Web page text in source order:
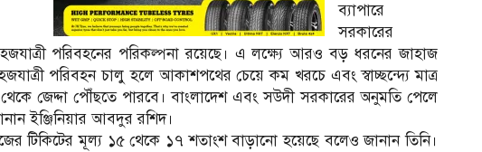
ব্যাপারে
সরকারের
পরিবহনের পরিকল্পনা রয়েছে। এ লক্ষ্যে আরও বড় ধরনের জাহাজ
পরিবহন চালু হলে আকাশপথের চেয়ে কম খরচে এবং স্বাচ্ছন্দ্যে মাত্র
থেকে জেদ্দা পৌঁছতে পারবে। বাংলাদেশ এবং সউদী সরকারের অনুমতি পেলে
ইঞ্জিনিয়ার আবদুর রশিদ।
টিকিটের মূল্য ১৫ থেকে ১৭ শতাংশ বাড়ানো হয়েছে বলেও জানান তিনি।